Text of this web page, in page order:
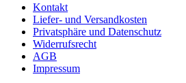
Kontakt
Liefer- und Versandkosten
Privatsphäre und Datenschutz
Widerrufsrecht
AGB
Impressum